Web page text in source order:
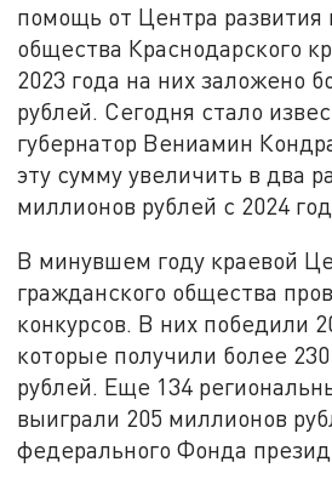
помощь от Центра развития
общества Краснодарского
2023 года на них заложено
рублей. Сегодня стало
губернатор Вениамин
эту сумму увеличить в два
миллионов рублей с 2024
В минувшем году краевой
гражданского общества
конкурсов. В них победили
которые получили более
рублей. Еще 134
выиграли 205 миллионов
федерального Фонда